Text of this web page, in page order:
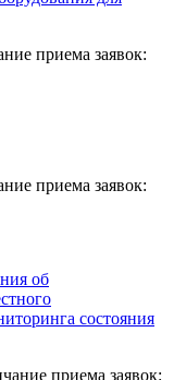
приема заявок:
приема заявок:
об
состояния
приема заявок: